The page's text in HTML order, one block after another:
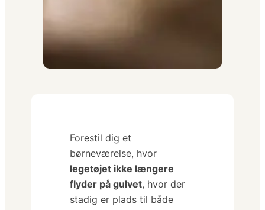
Forestil dig et
børneværelse, hvor
legetøjet ikke længere
flyder på gulvet, hvor der
stadig er plads til både